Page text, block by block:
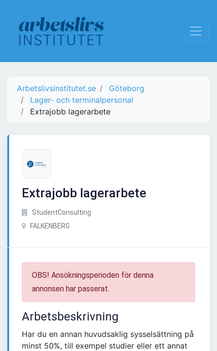
Arbetslivsinstitutet.se
Göteborg
Lager- och terminalpersonal
Extrajobb lagerarbete
Extrajobb lagerarbete
StudentConsulting
FALKENBERG
OBS! Ansökningsperioden för denna
annonsen har passerat.
Arbetsbeskrivning
Har du en annan huvudsaklig sysselsättning på
minst 50%, till exempel studier eller ett annat